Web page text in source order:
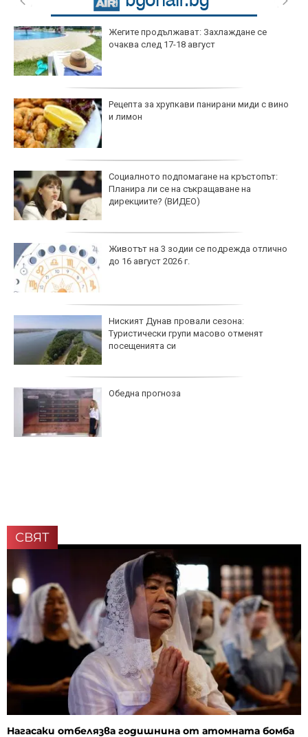
Жегите продължават: Захлаждане се
очаква след 17-18 август
Рецепта за хрупкави панирани миди с вино
и лимон
Социалното подпомагане на кръстопът:
Планира ли се на съкращаване на
дирекциите? (ВИДЕО)
Животът на 3 зодии се подрежда отлично
до 16 август 2026 г.
Ниският Дунав провали сезона:
Туристически групи масово отменят
посещенията си
Обедна прогноза
СВЯТ
Нагасаки отбелязва годишнина от атомната бомба